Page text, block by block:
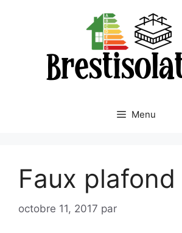
Menu
Faux plafond
octobre 11, 2017 par